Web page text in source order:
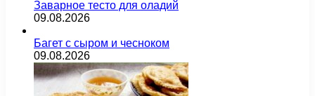
Заварное тесто для оладий
09.08.2026
Багет с сыром и чесноком
09.08.2026